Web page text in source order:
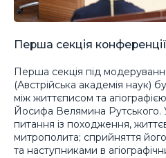
Перша секція конференції
Перша секція під
(Австрійська академія наук)
між життєписом та
Йосифа Велямина Рутського.
питання із походження,
митрополита; сприйняття
та наступниками в